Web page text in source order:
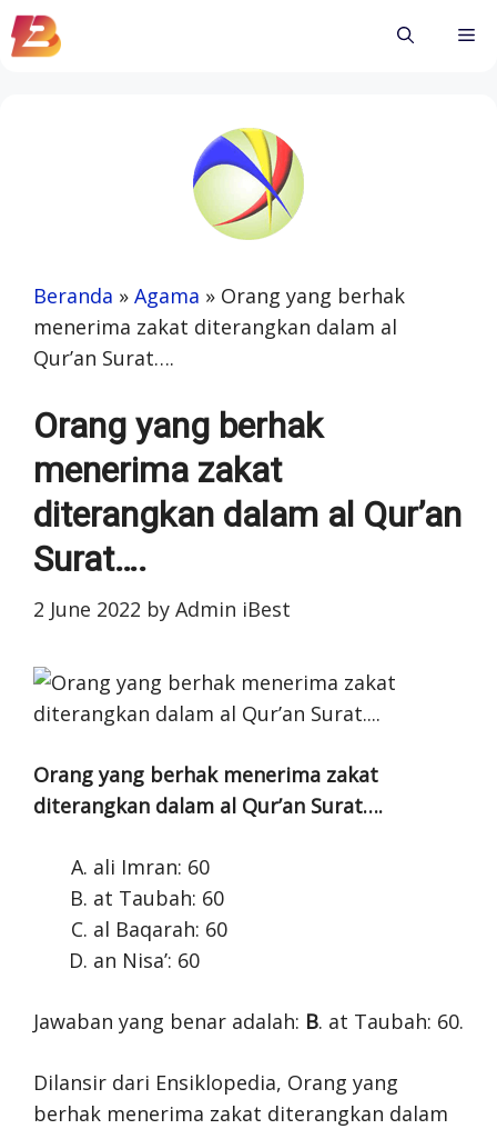
Skip
to
Beranda » Agama » Orang yang berhak
menerima zakat diterangkan dalam al
Qur’an Surat….
Orang yang berhak
menerima zakat
diterangkan dalam al Qur’an
Surat….
2 June 2022 by Admin iBest
Orang yang berhak menerima zakat
diterangkan dalam al Qur’an Surat….
ali Imran: 60
at Taubah: 60
al Baqarah: 60
an Nisa’: 60
Jawaban yang benar adalah: B. at Taubah: 60.
Dilansir dari Ensiklopedia, Orang yang
berhak menerima zakat diterangkan dalam